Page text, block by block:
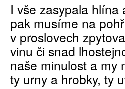
I vše zasypala
pak musíme na
v proslovech
vinu či snad
naše minulost a my
ty urny a hrobky, ty